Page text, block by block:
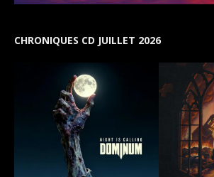
CHRONIQUES CD JUILLET 2026